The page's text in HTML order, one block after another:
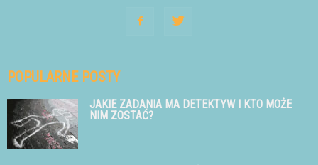
POPULARNE POSTY
JAKIE ZADANIA MA DETEKTYW I KTO MOŻE
NIM ZOSTAĆ?